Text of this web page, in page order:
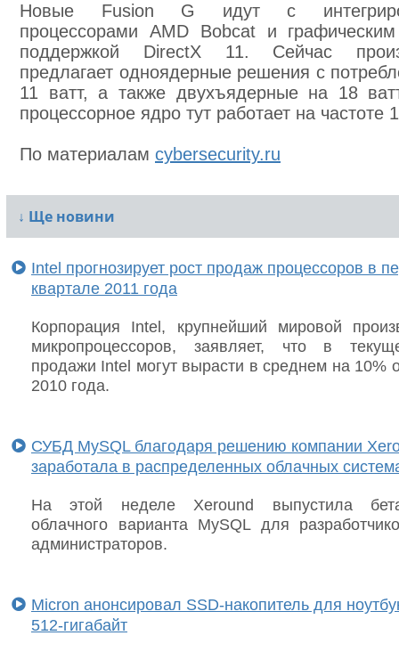
Новые Fusion G идут с
процессорами AMD Bobcat и
поддержкой DirectX 11. Сейчас
предлагает одноядерные решения с
11 ватт, а также двухъядерные на 18
процессорное ядро тут работает на частоте
По материалам cybersecurity.ru
↓ Ще новини
Intel прогнозирует рост продаж процессоров в
квартале 2011 года
Корпорация Intel, крупнейший мировой
микропроцессоров, заявляет, что в
продажи Intel могут вырасти в среднем на 10%
2010 года.
СУБД MySQL благодаря решению компании
заработала в распределенных облачных
На этой неделе Xeround выпустила
облачного варианта MySQL для
администраторов.
Micron анонсировал SSD-накопитель для
512-гигабайт